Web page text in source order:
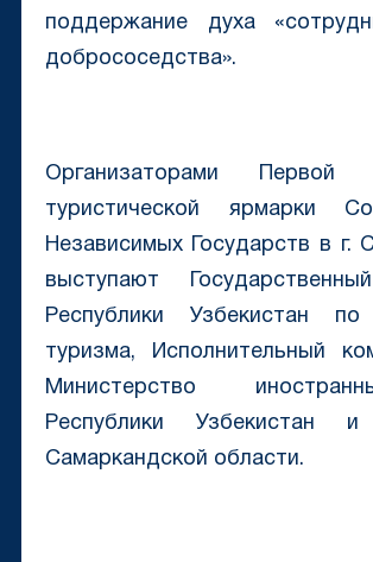
поддержание духа
добрососедства».
Организаторами Первой
туристической ярмарки
Независимых Государств в г.
выступают
Республики Узбекистан
туризма, Исполнительный
Министерство
Республики Узбекистан и
Самаркандской области.